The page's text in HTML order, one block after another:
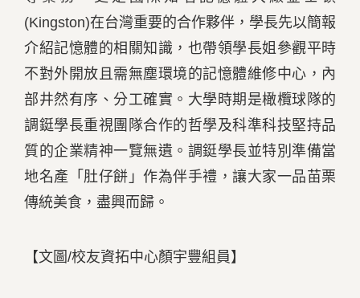
(Kingston)在台灣重要的合作夥伴，學長先以簡報
介紹記憶體的相關知識，也帶領學長姐參觀平時
不對外開放且需無塵環境的記憶體維修中心，內
部井然有序、分工確實。大學時期是橄欖球隊的
調鋌學長重視團隊合作的哲學及科準科技堅持品
質的企業精神一覽無遺。調鋌學長並特別準備當
地名產「肚仔餅」作為伴手禮，讓大家一品苗栗
傳統美食，盡興而歸。
【文圖/校友資拓中心顏宇豐組員】